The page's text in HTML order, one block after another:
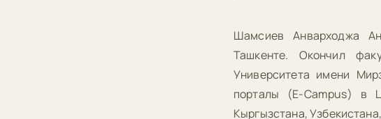
Шамсиев Анварходжа
Ташкенте. Окончил
Университета имени
порталы (Е-Campus) в
Кыргызстана,